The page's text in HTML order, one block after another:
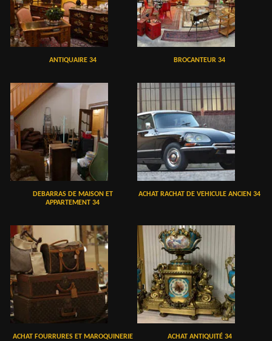
ANTIQUAIRE 34 BROCANTEUR 34
DEBARRAS DE MAISON ET
APPARTEMENT 34
ACHAT RACHAT DE VEHICULE ANCIEN 34
ACHAT FOURRURES ET MAROQUINERIE
ACHAT ANTIQUITÉ 34